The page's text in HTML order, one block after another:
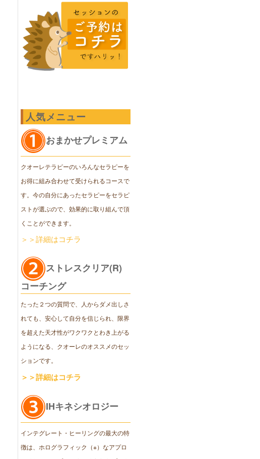
人気メニュー
おまかせプレミアム
クオーレテラピーのいろんなセラピーを
お得に組み合わせて受けられるコースで
す。今の自分にあったセラピーをセラピ
ストが選ぶので、効果的に取り組んで頂
くことができます。
＞＞詳細はコチラ
ストレスクリア(R)
コーチング
たった２つの質問で、人からダメ出しさ
れても、安心して自分を信じられ、限界
を超えた天才性がワクワクとわき上がる
ようになる、クオーレのオススメのセッ
ションです。
＞＞詳細はコチラ
IHキネシオロジー
インテグレート・ヒーリングの最大の特
徴は、ホログラフィック（※）なアプロ